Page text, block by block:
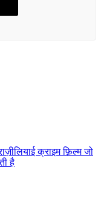
क्राइम फ़िल्म जो
है